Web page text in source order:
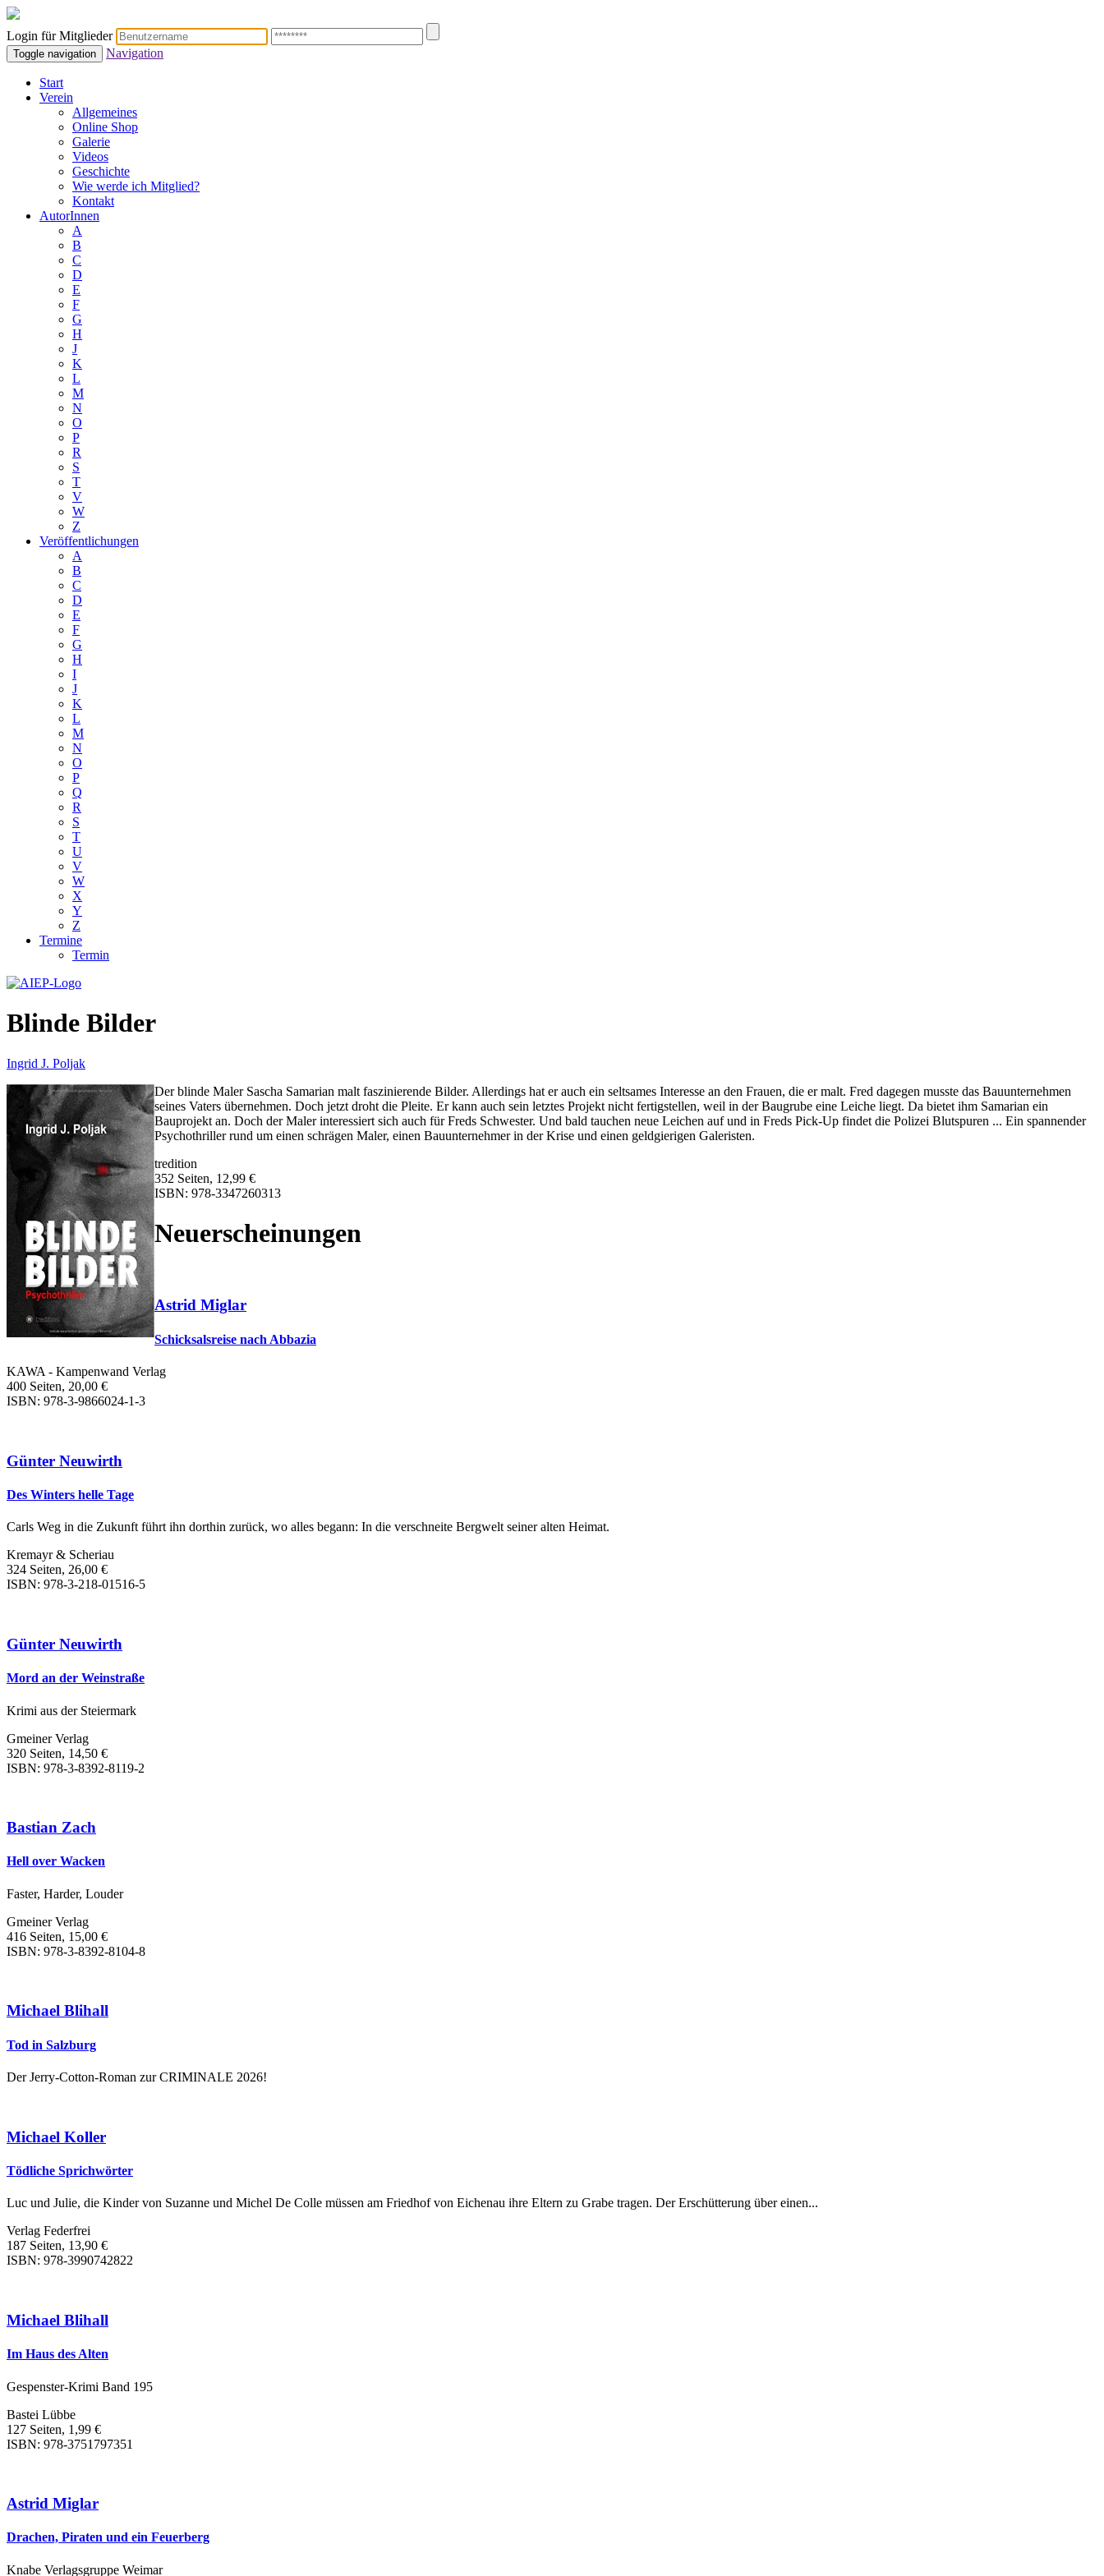
Login für Mitglieder
Toggle navigation Navigation
Start
Verein
Allgemeines
Online Shop
Galerie
Videos
Geschichte
Wie werde ich Mitglied?
Kontakt
AutorInnen
A
B
C
D
E
F
G
H
J
K
L
M
N
O
P
R
S
T
V
W
Z
Veröffentlichungen
A
B
C
D
E
F
G
H
I
J
K
L
M
N
O
P
Q
R
S
T
U
V
W
X
Y
Z
Termine
Termin
Blinde Bilder
Ingrid J. Poljak
Der blinde Maler Sascha Samarian malt faszinierende Bilder. Allerdings hat er auch ein seltsames Interesse an den Frauen, die er malt. Fred dagegen musste das Bauunternehmen
seines Vaters übernehmen. Doch jetzt droht die Pleite. Er kann auch sein letztes Projekt nicht fertigstellen, weil in der Baugrube eine Leiche liegt. Da bietet ihm Samarian ein
Bauprojekt an. Doch der Maler interessiert sich auch für Freds Schwester. Und bald tauchen neue Leichen auf und in Freds Pick-Up findet die Polizei Blutspuren ... Ein spannender
Psychothriller rund um einen schrägen Maler, einen Bauunternehmer in der Krise und einen geldgierigen Galeristen.
tredition
352 Seiten, 12,99 €
ISBN: 978-3347260313
Neuerscheinungen
Astrid Miglar
Schicksalsreise nach Abbazia
KAWA - Kampenwand Verlag
400 Seiten, 20,00 €
ISBN: 978-3-9866024-1-3
Günter Neuwirth
Des Winters helle Tage
Carls Weg in die Zukunft führt ihn dorthin zurück, wo alles begann: In die verschneite Bergwelt seiner alten Heimat.
Kremayr & Scheriau
324 Seiten, 26,00 €
ISBN: 978-3-218-01516-5
Günter Neuwirth
Mord an der Weinstraße
Krimi aus der Steiermark
Gmeiner Verlag
320 Seiten, 14,50 €
ISBN: 978-3-8392-8119-2
Bastian Zach
Hell over Wacken
Faster, Harder, Louder
Gmeiner Verlag
416 Seiten, 15,00 €
ISBN: 978-3-8392-8104-8
Michael Blihall
Tod in Salzburg
Der Jerry-Cotton-Roman zur CRIMINALE 2026!
Michael Koller
Tödliche Sprichwörter
Luc und Julie, die Kinder von Suzanne und Michel De Colle müssen am Friedhof von Eichenau ihre Eltern zu Grabe tragen. Der Erschütterung über einen...
Verlag Federfrei
187 Seiten, 13,90 €
ISBN: 978-3990742822
Michael Blihall
Im Haus des Alten
Gespenster-Krimi Band 195
Bastei Lübbe
127 Seiten, 1,99 €
ISBN: 978-3751797351
Astrid Miglar
Drachen, Piraten und ein Feuerberg
Knabe Verlagsgruppe Weimar